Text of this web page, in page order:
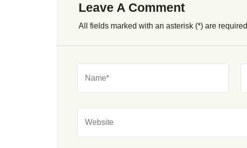
Leave A Comment
All fields marked with an asterisk (*) are required